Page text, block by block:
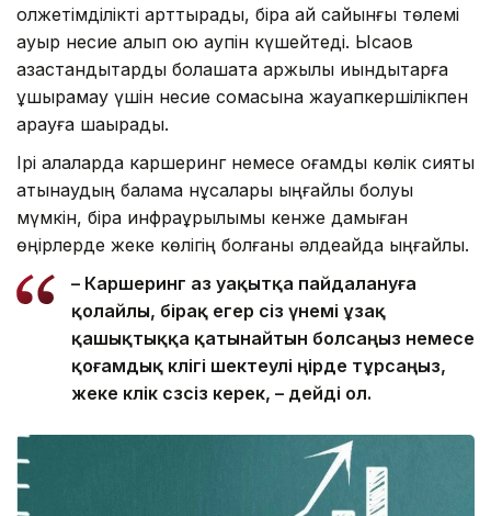
қолжетімділікті арттырады, бірақ ай сайынғы төлемі
ауыр несие алып қою қаупін күшейтеді. Ысқақов
қазақстандықтарды болашақта қаржылық қиындықтарға
ұшырамау үшін несие сомасына жауапкершілікпен
қарауға шақырады.
Ірі қалаларда каршеринг немесе қоғамдық көлік сияқты
қатынаудың балама нұсқалары ыңғайлы болуы
мүмкін, бірақ инфрақұрылымы кенже дамыған
өңірлерде жеке көлігің болғаны әлдеқайда ыңғайлы.
– Каршеринг аз уақытқа пайдалануға
қолайлы, бірақ егер сіз үнемі ұзақ
қашықтыққа қатынайтын болсаңыз немесе
қоғамдық көлігі шектеулі өңірде тұрсаңыз,
жеке көлік сөзсіз керек, – дейді ол.